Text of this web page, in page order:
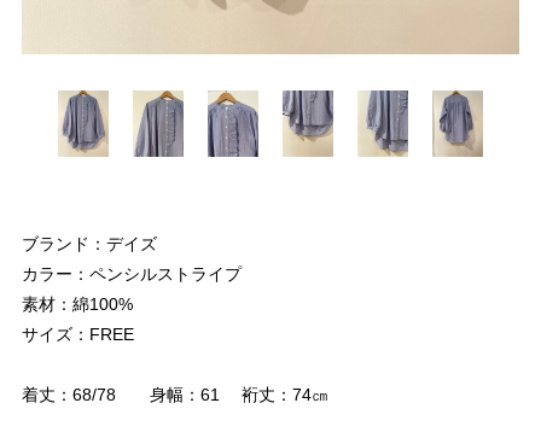
ブランド：デイズ
カラー：ペンシルストライプ
素材：綿100%
サイズ：FREE
着丈：68/78 身幅：61 裄丈：74㎝